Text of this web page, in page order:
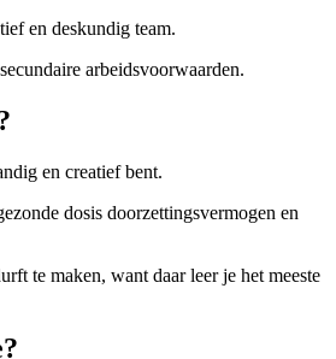
en deskundig team.
arbeidsvoorwaarden.
en creatief bent.
dosis doorzettingsvermogen en
te maken, want daar leer je het meeste